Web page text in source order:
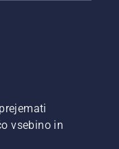
vsebino in